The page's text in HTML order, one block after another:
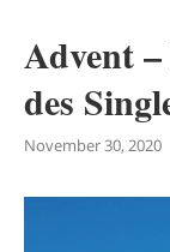
Advent
des
November 30, 2020